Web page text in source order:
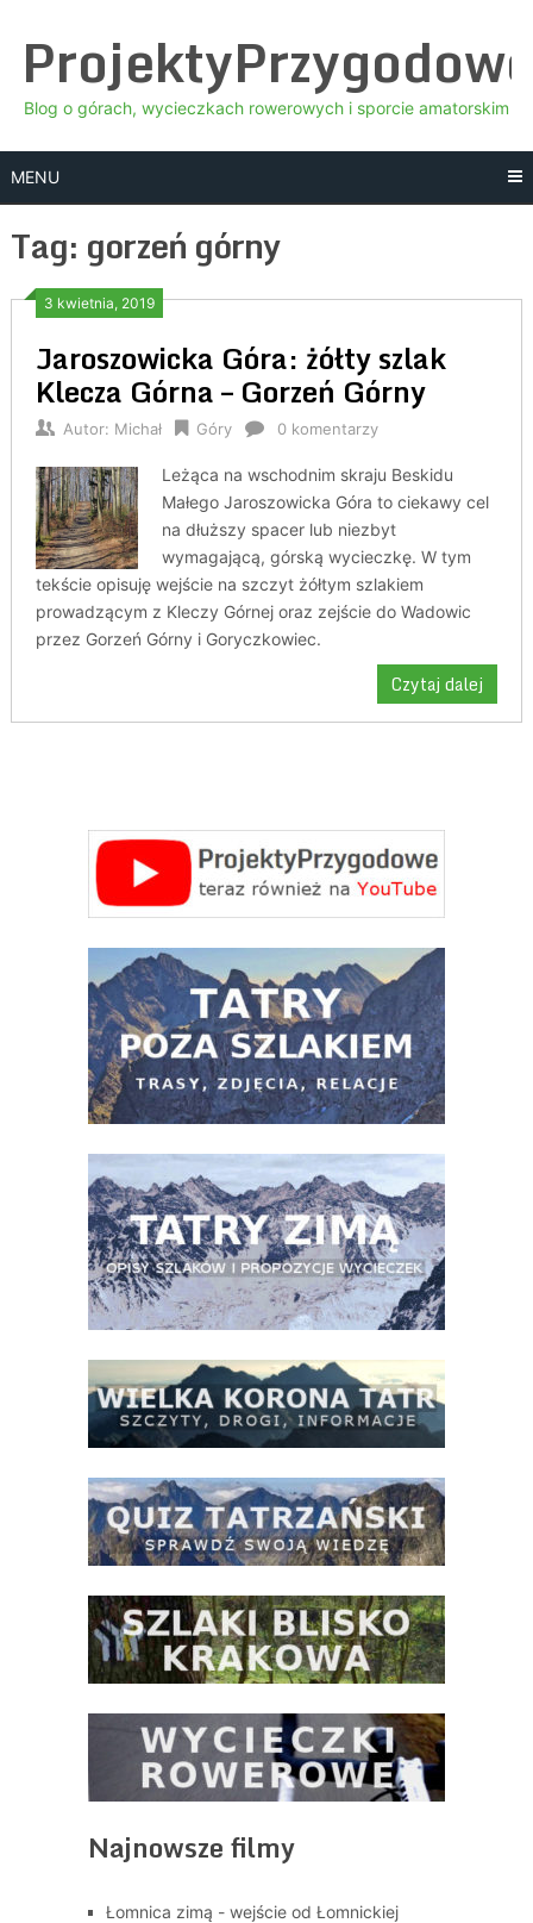
content
Blog o górach, wycieczkach rowerowych i sporcie amatorskim
MENU
Tag: gorzeń górny
3 kwietnia, 2019
Jaroszowicka Góra: żółty szlak
Klecza Górna – Gorzeń Górny
Autor: Michał Góry 0 komentarzy
Leżąca na wschodnim skraju Beskidu
Małego Jaroszowicka Góra to ciekawy cel
na dłuższy spacer lub niezbyt
wymagającą, górską wycieczkę. W tym
tekście opisuję wejście na szczyt żółtym szlakiem
prowadzącym z Kleczy Górnej oraz zejście do Wadowic
przez Gorzeń Górny i Goryczkowiec.
Czytaj dalej
Najnowsze filmy
Łomnica zimą - wejście od Łomnickiej